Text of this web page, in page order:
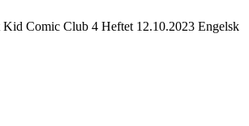
Kid Comic Club 4 Heftet 12.10.2023 Engelsk